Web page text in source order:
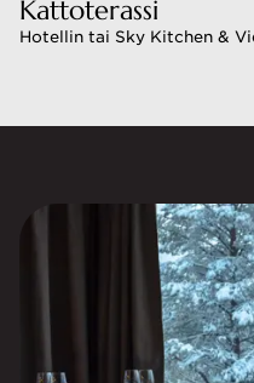
Kattoterassi
Hotellin tai Sky Kitchen &